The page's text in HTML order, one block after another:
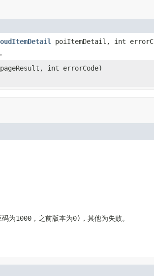
poiItemDetail, int
pageResult, int errorCode)
为1000，之前版本为0)，其他为失败。